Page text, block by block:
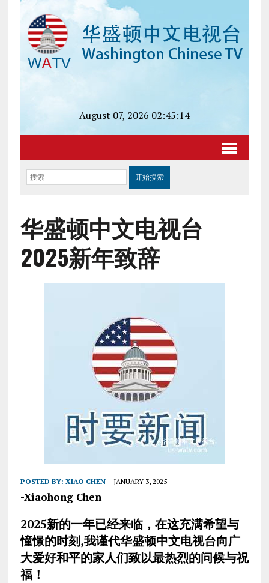
August 07, 2026 02:45:14
华盛顿中文电视台
2025新年致辞
POSTED BY: XIAO CHEN JANUARY 3, 2025
-Xiaohong Chen
2025新的一年已经来临，在这充满希望与
憧憬的时刻,我谨代华盛顿中文电视台向广
大爱好和平的家人们致以最热烈的问候与祝
福！